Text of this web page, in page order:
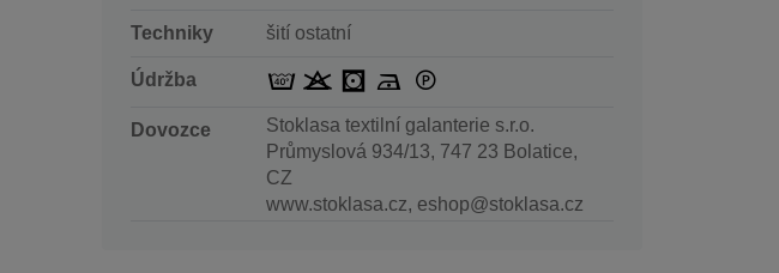
Techniky šití ostatní
Údržba
Dovozce
Stoklasa textilní galanterie s.r.o.
Průmyslová 934/13, 747 23 Bolatice,
CZ
www.stoklasa.cz, eshop@stoklasa.cz